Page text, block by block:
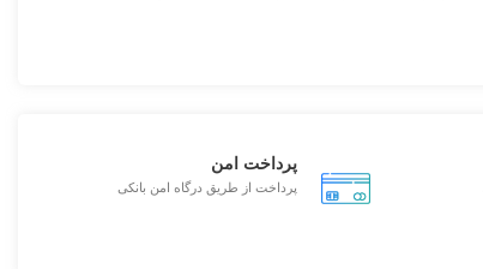
پرداخت امن
پرداخت از طریق درگاه امن بانکی